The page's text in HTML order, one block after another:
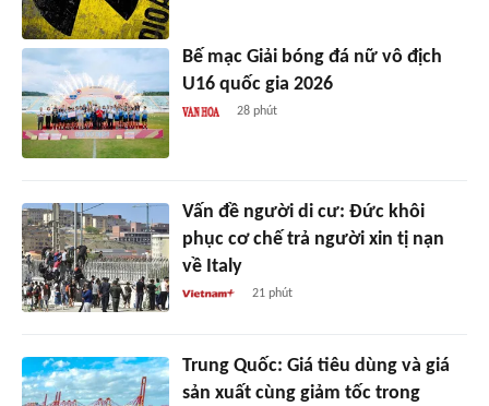
Bế mạc Giải bóng đá nữ vô địch
U16 quốc gia 2026
28 phút
Vấn đề người di cư: Đức khôi
phục cơ chế trả người xin tị nạn
về Italy
21 phút
Trung Quốc: Giá tiêu dùng và giá
sản xuất cùng giảm tốc trong